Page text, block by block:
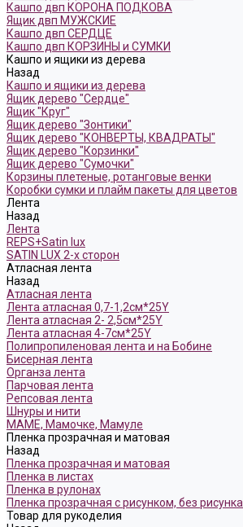
Кашпо двп КОРОНА ПОДКОВА
Ящик двп МУЖСКИЕ
Кашпо двп СЕРДЦЕ
Кашпо двп КОРЗИНЫ и СУМКИ
Кашпо и ящики из дерева
Назад
Кашпо и ящики из дерева
Ящик дерево "Сердце"
Ящик "Круг"
Ящик дерево "Зонтики"
Ящик дерево "КОНВЕРТЫ, КВАДРАТЫ"
Ящик дерево "Корзинки"
Ящик дерево "Сумочки"
Корзины плетеные, ротанговые венки
Коробки сумки и плайм пакеты для цветов
Лента
Назад
Лента
REPS+Satin lux
SATIN LUX 2-х сторон
Атласная лента
Назад
Атласная лента
Лента атласная 0,7-1,2см*25Y
Лента атласная 2- 2,5см*25Y
Лента атласная 4-7см*25Y
Полипропиленовая лента и на Бобине
Бисерная лента
Органза лента
Парчовая лента
Репсовая лента
Шнуры и нити
МАМЕ, Мамочке, Мамуле
Пленка прозрачная и матовая
Назад
Пленка прозрачная и матовая
Пленка в листах
Пленка в рулонах
Пленка прозрачная с рисунком, без рисунка
Товар для рукоделия